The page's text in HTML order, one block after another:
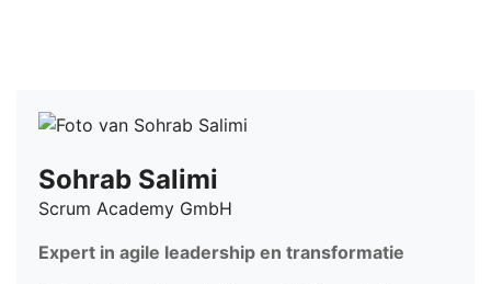
Sohrab Salimi
Scrum Academy GmbH
Expert in agile leadership en transformatie